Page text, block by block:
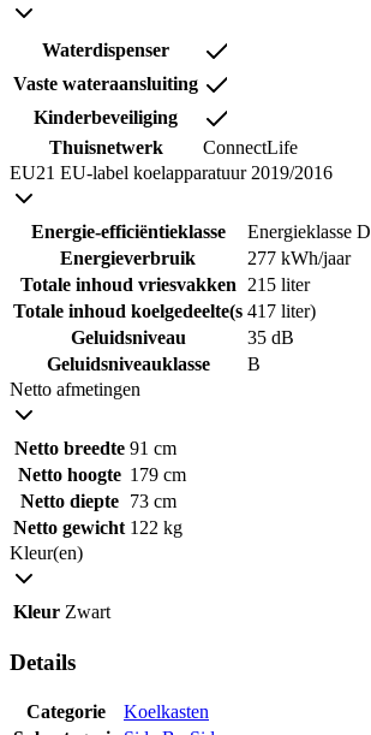
Waterdispenser
Vaste wateraansluiting
Kinderbeveiliging
Thuisnetwerk
ConnectLife
EU21 EU-label koelapparatuur 2019/2016
Energie-efficiëntieklasse
Energieklasse D
Energieverbruik
277 kWh/jaar
Totale inhoud vriesvakken
215 liter
Totale inhoud koelgedeelte(s 417 liter)
Geluidsniveau
35 dB
Geluidsniveauklasse
B
Netto afmetingen
Netto breedte 91 cm
Netto hoogte 179 cm
Netto diepte
73 cm
Netto gewicht 122 kg
Kleur(en)
Kleur Zwart
Details
Categorie
Koelkasten